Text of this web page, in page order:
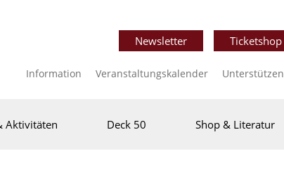
Newsletter Ticketshop
Information Veranstaltungskalender Unterstützen
Aktivitäten Deck 50 Shop & Literatur